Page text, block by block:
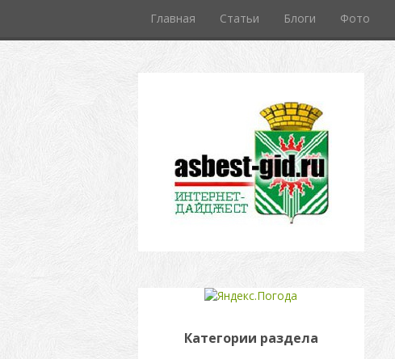
Главная Статьи Блоги Фото
Категории раздела